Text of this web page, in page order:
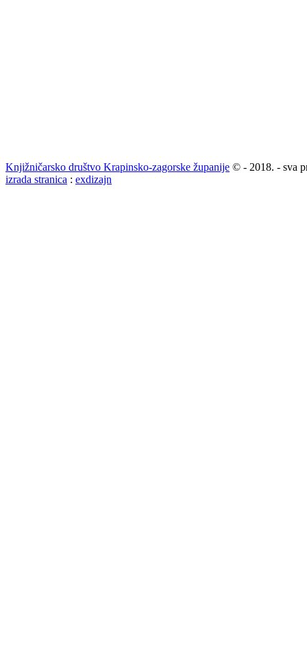
Knjižničarsko društvo Krapinsko-zagorske županije © - 2018. - sva
izrada stranica : exdizajn